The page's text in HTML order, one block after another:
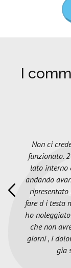
I
Non ci
funzionato.
lato interno
andando
ripresentato
fare d i testa
ho
che non
giorni , i
gia